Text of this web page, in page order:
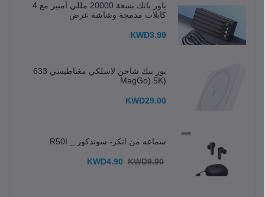
باور بانك بسعة 20000 مللي أمبير مع 4
كابلات مدمجة وشاشة عرض
KWD3.99
بور بنك شاحن لاسلكي مغناطيسي 633
(MagGo) 5K
KWD29.00
سماعه من انكر- سوندكور _ R50I
KWD4.90 KWD9.90